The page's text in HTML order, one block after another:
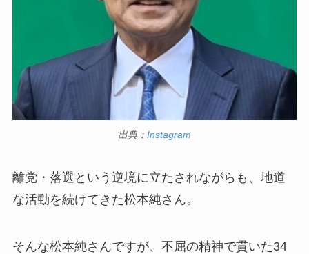
出典： Instagram
離党・落選という逆境に立たされながらも、地道
な活動を続けてきた松本純さん。
そんな松本純さんですが、不屈の精神で貫いた34